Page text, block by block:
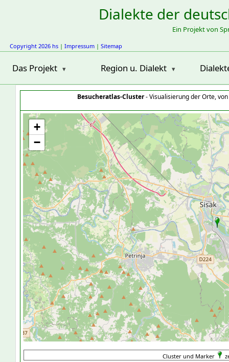
Dialekte der
Ein Projekt von
Copyright 2026 hs | Impressum | Sitemap
Das Projekt Region u. Dialekt
Besucheratlas-Cluster- Visualisierung der Orte,
+
−
Cluster und Marker